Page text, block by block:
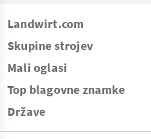
Landwirt.com
Skupine strojev
Mali oglasi
Top blagovne znamke
Države